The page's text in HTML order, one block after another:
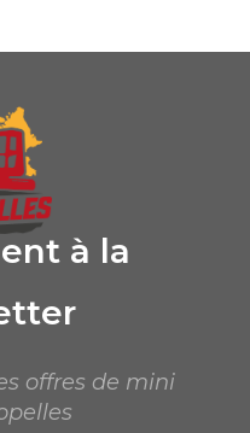
à la
offres de mini